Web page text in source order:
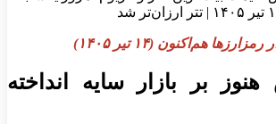
هم‌اکنون (۱۴ تیر ۱۴۰۵)
بر بازار سایه انداخته